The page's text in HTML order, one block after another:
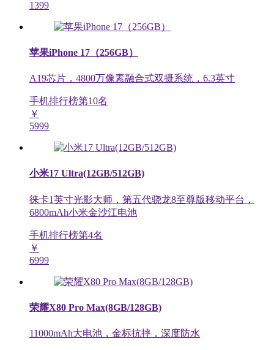
1399
苹果iPhone 17（256GB）
A19芯片，4800万像素融合式双摄系统，6.3英寸
手机排行榜第10名
￥
5999
小米17 Ultra(12GB/512GB)
徕卡1英寸光影大师，第五代骁龙8至尊版移动平台，
6800mAh小米金沙江电池
手机排行榜第4名
￥
6999
荣耀X80 Pro Max(8GB/128GB)
11000mAh大电池，金标抗摔，深度防水